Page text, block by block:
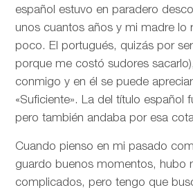
español estuvo en paradero
unos cuantos años y mi madre lo
poco. El portugués, quizás por
porque me costó sudores
conmigo y en él se puede
«Suficiente». La del título español
pero también andaba por esa
Cuando pienso en mi pasado
guardo buenos momentos, hubo
complicados, pero tengo que